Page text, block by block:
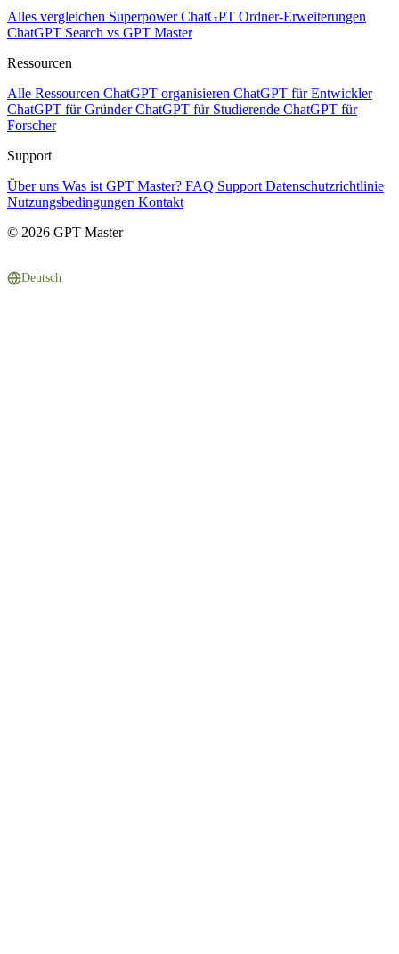
Alles vergleichen Superpower ChatGPT Ordner-Erweiterungen
ChatGPT Search vs GPT Master
Ressourcen
Alle Ressourcen ChatGPT organisieren ChatGPT für Entwickler
ChatGPT für GründerChatGPT für Studierende ChatGPT für
Forscher
Support
Über uns Was ist GPT Master? FAQ Support Datenschutzrichtlinie
Nutzungsbedingungen Kontakt
© 2026 GPT Master
Deutsch